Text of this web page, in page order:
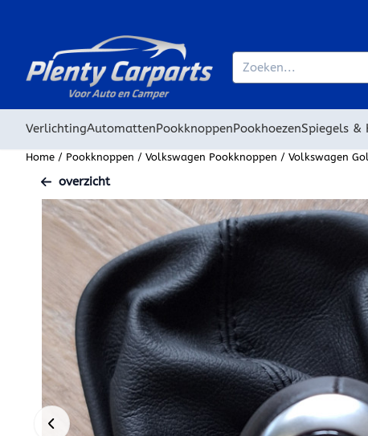
Zoeken
VerlichtingAutomattenPookknoppenPookhoezenSpiegels &
Home / Pookknoppen / Volkswagen Pookknoppen / Volkswagen
overzicht